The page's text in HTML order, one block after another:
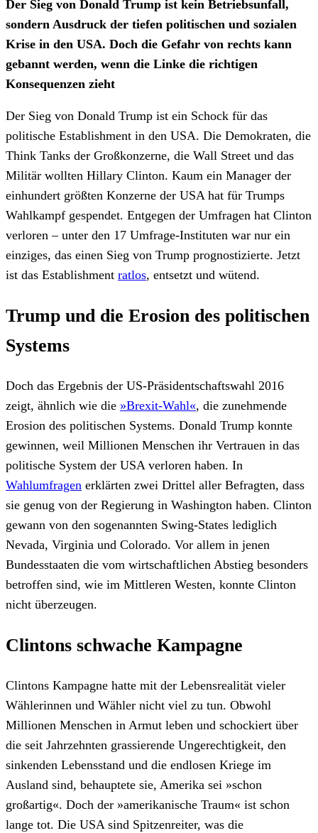
Der Sieg von Donald Trump ist kein Betriebsunfall,
sondern Ausdruck der tiefen politischen und sozialen
Krise in den USA. Doch die Gefahr von rechts kann
gebannt werden, wenn die Linke die richtigen
Konsequenzen zieht
Der Sieg von Donald Trump ist ein Schock für das
politische Establishment in den USA. Die Demokraten, die
Think Tanks der Großkonzerne, die Wall Street und das
Militär wollten Hillary Clinton. Kaum ein Manager der
einhundert größten Konzerne der USA hat für Trumps
Wahlkampf gespendet. Entgegen der Umfragen hat Clinton
verloren – unter den 17 Umfrage-Instituten war nur ein
einziges, das einen Sieg von Trump prognostizierte. Jetzt
ist das Establishment ratlos, entsetzt und wütend.
Trump und die Erosion des politischen
Systems
Doch das Ergebnis der US-Präsidentschaftswahl 2016
zeigt, ähnlich wie die »Brexit-Wahl«, die zunehmende
Erosion des politischen Systems. Donald Trump konnte
gewinnen, weil Millionen Menschen ihr Vertrauen in das
politische System der USA verloren haben. In
Wahlumfragen erklärten zwei Drittel aller Befragten, dass
sie genug von der Regierung in Washington haben. Clinton
gewann von den sogenannten Swing-States lediglich
Nevada, Virginia und Colorado. Vor allem in jenen
Bundesstaaten die vom wirtschaftlichen Abstieg besonders
betroffen sind, wie im Mittleren Westen, konnte Clinton
nicht überzeugen.
Clintons schwache Kampagne
Clintons Kampagne hatte mit der Lebensrealität vieler
Wählerinnen und Wähler nicht viel zu tun. Obwohl
Millionen Menschen in Armut leben und schockiert über
die seit Jahrzehnten grassierende Ungerechtigkeit, den
sinkenden Lebensstand und die endlosen Kriege im
Ausland sind, behauptete sie, Amerika sei »schon
großartig«. Doch der »amerikanische Traum« ist schon
lange tot. Die USA sind Spitzenreiter, was die